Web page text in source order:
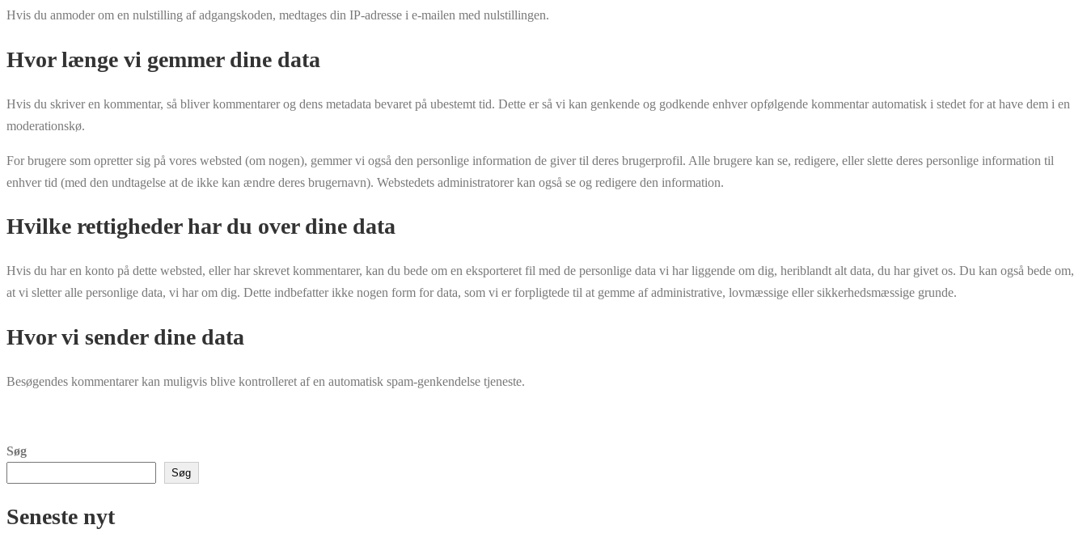
Hvis du anmoder om en nulstilling af adgangskoden, medtages din IP-adresse i e-mailen med nulstillingen.
Hvor længe vi gemmer dine data
Hvis du skriver en kommentar, så bliver kommentarer og dens metadata bevaret på ubestemt tid. Dette er så vi kan genkende og godkende enhver opfølgende kommentar automatisk i stedet for at have dem i en
moderationskø.
For brugere som opretter sig på vores websted (om nogen), gemmer vi også den personlige information de giver til deres brugerprofil. Alle brugere kan se, redigere, eller slette deres personlige information til
enhver tid (med den undtagelse at de ikke kan ændre deres brugernavn). Webstedets administratorer kan også se og redigere den information.
Hvilke rettigheder har du over dine data
Hvis du har en konto på dette websted, eller har skrevet kommentarer, kan du bede om en eksporteret fil med de personlige data vi har liggende om dig, heriblandt alt data, du har givet os. Du kan også bede om,
at vi sletter alle personlige data, vi har om dig. Dette indbefatter ikke nogen form for data, som vi er forpligtede til at gemme af administrative, lovmæssige eller sikkerhedsmæssige grunde.
Hvor vi sender dine data
Besøgendes kommentarer kan muligvis blive kontrolleret af en automatisk spam-genkendelse tjeneste.
Søg
Søg
Seneste nyt